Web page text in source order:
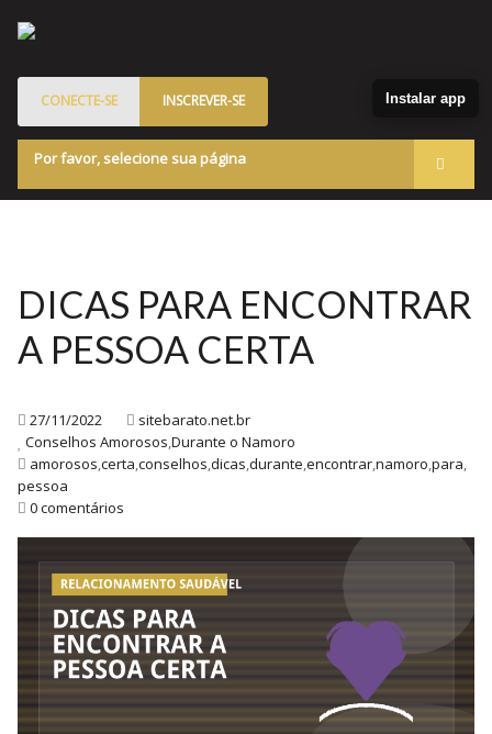
CONECTE-SE INSCREVER-SE
Por favor, selecione sua página
Programa de Patrocinados
Marketplace
DICAS PARA ENCONTRAR
A PESSOA CERTA
27/11/2022
sitebarato.net.br
Conselhos Amorosos,Durante o Namoro
amorosos,certa,conselhos,dicas,durante,encontrar,namoro,para,
pessoa
0 comentários
Instalar app